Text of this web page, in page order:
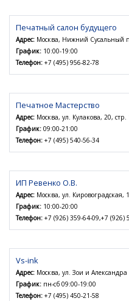
Печатный салон будущего
Адрес: Москва, Нижний Сусальный
График: 10:00-19:00
Телефон: +7 (495) 956-82-78
Печатное Мастерство
Адрес: Москва, ул. Кулакова, 20, стр.
График: 09:00-21:00
Телефон: +7 (495) 540-56-34
ИП Ревенко О.В.
Адрес: Москва, ул.
График: 10:00-20:00
Телефон: +7 (926) 359-64-09,+7 (926)
Vs-ink
Адрес: Москва, ул. Зои и
График: пн-сб 09:00-19:00
Телефон: +7 (495) 450-21-58